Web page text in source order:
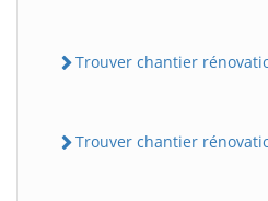
Trouver chantier
Trouver chantier